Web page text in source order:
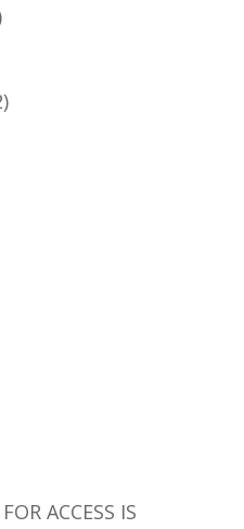
ACCESS IS